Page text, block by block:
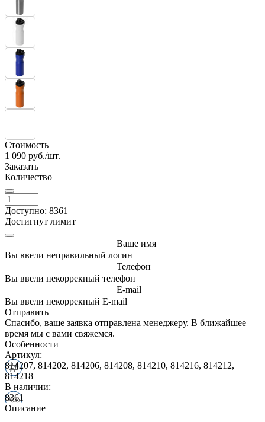
Стоимость
1 090 руб./шт.
Заказать
Количество
Доступно: 8361
Достигнут лимит
Ваше имя
Вы ввели неправильный логин
Телефон
Вы ввели некоррекный телефон
E-mail
Вы ввели некоррекный E-mail
Отправить
Спасибо, ваше заявка отправлена менеджеру. В ближайшее
время мы с вами свяжемся.
Особенности
Артикул:
814207, 814202, 814206, 814208, 814210, 814216, 814212,
814218
В наличии:
8361
Описание